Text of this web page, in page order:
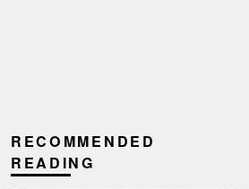
RECOMMENDED
READING